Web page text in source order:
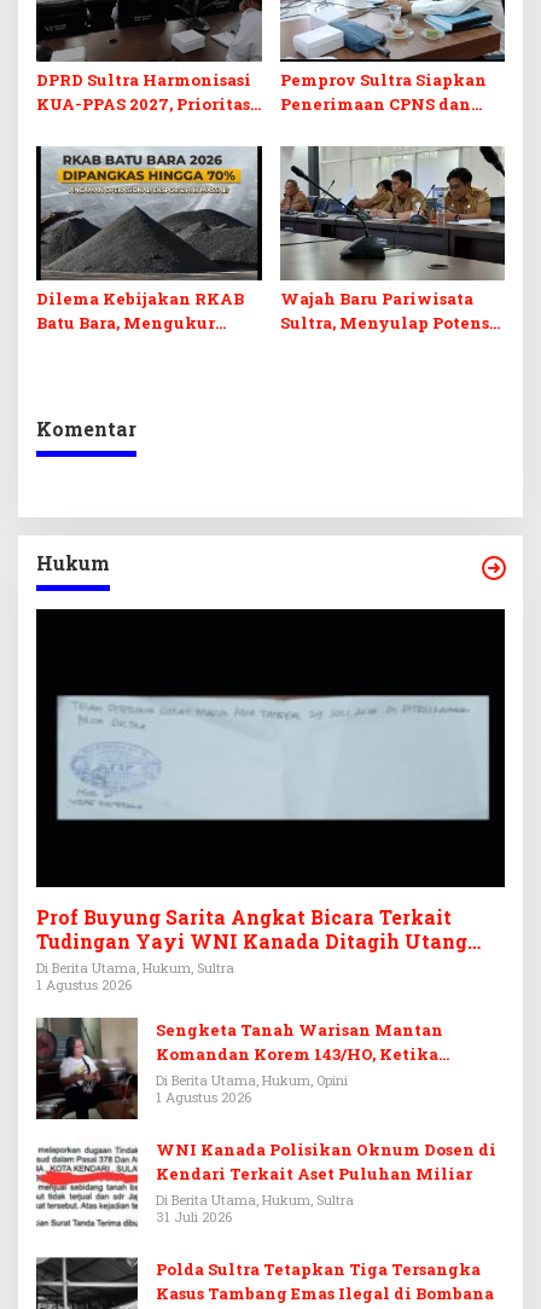
DPRD Sultra Harmonisasi
KUA-PPAS 2027, Prioritas
dan Pelunasan Utang
Infrastruktur
Pemprov Sultra Siapkan
Penerimaan CPNS dan
Desak Formasi Disabilitas
Dilema Kebijakan RKAB
Batu Bara, Mengukur
Wajah Baru Pariwisata
Sultra, Menyulap Potensi
Komentar
Hukum
Prof Buyung Sarita Angkat Bicara Terkait
Tudingan Yayi WNI Kanada Ditagih Utang
Rp3,6 Miliar
Di Berita Utama, Hukum, Sultra
1 Agustus 2026
Sengketa Tanah Warisan Mantan
Komandan Korem 143/HO, Ketika
Warisan Menjadi Arena Pemerasan
Di Berita Utama, Hukum, Opini
1 Agustus 2026
WNI Kanada Polisikan Oknum Dosen di
Kendari Terkait Aset Puluhan Miliar
Di Berita Utama, Hukum, Sultra
31 Juli 2026
Polda Sultra Tetapkan Tiga Tersangka
Kasus Tambang Emas Ilegal di Bombana